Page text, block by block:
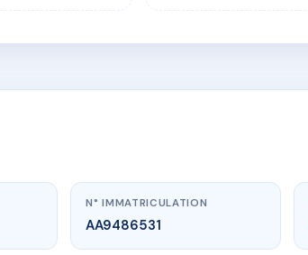
AA9486531 🇫🇷
N° IMMATRICULATION
AA9486531